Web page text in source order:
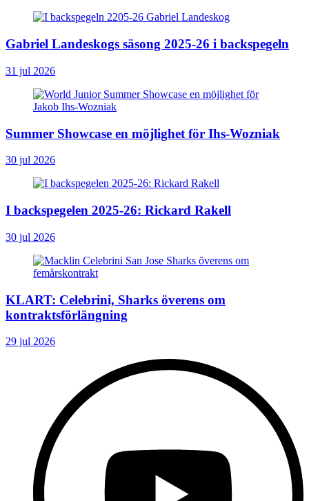
Gabriel Landeskogs säsong 2025-26 i backspegeln
31 jul 2026
Summer Showcase en möjlighet för Ihs-Wozniak
30 jul 2026
I backspegelen 2025-26: Rickard Rakell
30 jul 2026
KLART: Celebrini, Sharks överens om
kontraktsförlängning
29 jul 2026